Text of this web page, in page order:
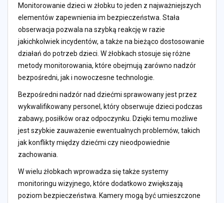
Monitorowanie dzieci w żłobku to jeden z najważniejszych
elementów zapewnienia im bezpieczeństwa. Stała
obserwacja pozwala na szybką reakcję w razie
jakichkolwiek incydentów, a także na bieżąco dostosowanie
działań do potrzeb dzieci. W żłobkach stosuje się różne
metody monitorowania, które obejmują zarówno nadzór
bezpośredni, jak i nowoczesne technologie.
Bezpośredni nadzór nad dziećmi sprawowany jest przez
wykwalifikowany personel, który obserwuje dzieci podczas
zabawy, posiłków oraz odpoczynku. Dzięki temu możliwe
jest szybkie zauważenie ewentualnych problemów, takich
jak konflikty między dziećmi czy nieodpowiednie
zachowania.
W wielu żłobkach wprowadza się także systemy
monitoringu wizyjnego, które dodatkowo zwiększają
poziom bezpieczeństwa. Kamery mogą być umieszczone